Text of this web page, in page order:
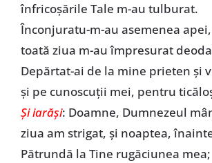
înfricoșările Tale m-au tulburat.
Înconjuratu-m-au asemenea apei,
toată ziua m-au împresurat
Depărtat-ai de la mine prieten și
și pe cunoscuții mei, pentru
Și iarăși: Doamne, Dumnezeul
ziua am strigat, și noaptea,
Pătrundă la Tine rugăciunea mea;